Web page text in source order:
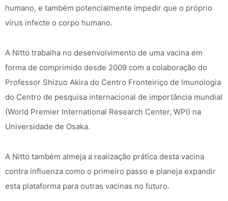
humano, e também potencialmente impedir que o próprio
vírus infecte o corpo humano.
A Nitto trabalha no desenvolvimento de uma vacina em
forma de comprimido desde 2009 com a colaboração do
Professor Shizuo Akira do Centro Fronteiriço de Imunologia
do Centro de pesquisa internacional de importância mundial
(World Premier International Research Center, WPI) na
Universidade de Osaka.
A Nitto também almeja a realização prática desta vacina
contra influenza como o primeiro passo e planeja expandir
esta plataforma para outras vacinas no futuro.